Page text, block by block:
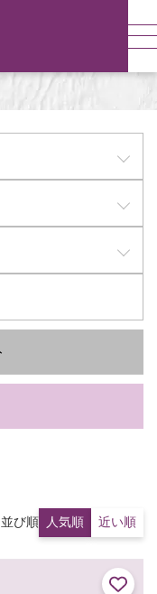
並び順 人気順 近い順